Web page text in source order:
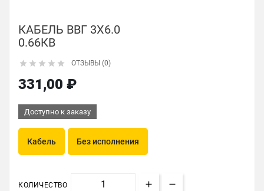
КАБЕЛЬ ВВГ 3Х6.0
0.66КВ
     ОТЗЫВЫ (0)
331,00 ₽
Доступно к заказу
Кабель Без исполнения
КОЛИЧЕСТВО